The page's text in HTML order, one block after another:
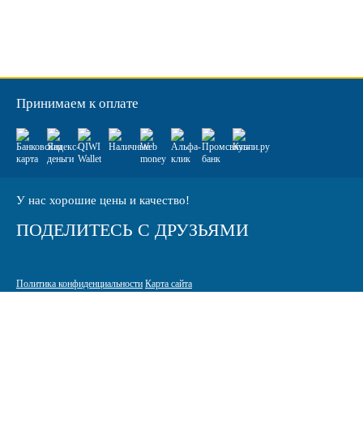
Принимаем к оплате
У нас хорошие цены и качество!
ПОДЕЛИТЕСЬ С ДРУЗЬЯМИ
Политика конфиденциальности Карта сайта